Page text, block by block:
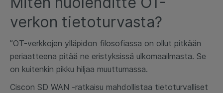
verkon tietoturvasta?
”OT-verkkojen ylläpidon filosofiassa on ollut pitkään
periaatteena pitää ne eristyksissä ulkomaailmasta. Se
on kuitenkin pikku hiljaa muuttumassa.
Ciscon SD WAN -ratkaisu mahdollistaa tietoturvalliset